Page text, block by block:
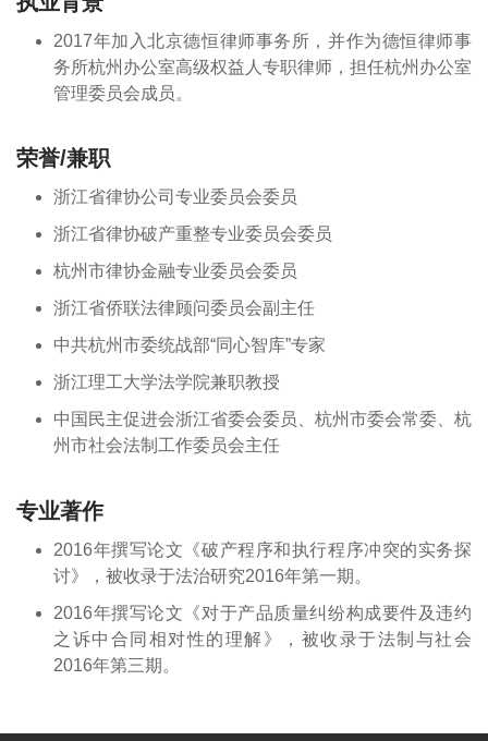
2017年加入北京德恒律师事务所，并作为德恒律师事
务所杭州办公室高级权益人专职律师，担任杭州办公室
管理委员会成员。
荣誉/兼职
浙江省律协公司专业委员会委员
浙江省律协破产重整专业委员会委员
杭州市律协金融专业委员会委员
浙江省侨联法律顾问委员会副主任
中共杭州市委统战部“同心智库”专家
浙江理工大学法学院兼职教授
中国民主促进会浙江省委会委员、杭州市委会常委、杭
州市社会法制工作委员会主任
专业著作
2016年撰写论文《破产程序和执行程序冲突的实务探
讨》，被收录于法治研究2016年第一期。
2016年撰写论文《对于产品质量纠纷构成要件及违约
之诉中合同相对性的理解》，被收录于法制与社会
2016年第三期。